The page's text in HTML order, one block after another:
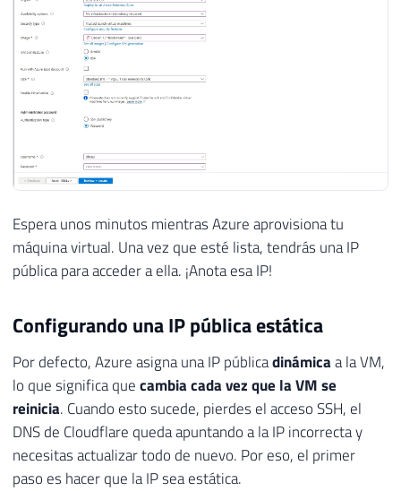
Espera unos minutos mientras Azure aprovisiona tu
máquina virtual. Una vez que esté lista, tendrás una IP
pública para acceder a ella. ¡Anota esa IP!
Configurando una IP pública estática
Por defecto, Azure asigna una IP públicadinámicaa la VM,
lo que significa quecambia cada vez que la VM se
reinicia. Cuando esto sucede, pierdes el acceso SSH, el
DNS de Cloudflare queda apuntando a la IP incorrecta y
necesitas actualizar todo de nuevo. Por eso, el primer
paso es hacer que la IP sea estática.